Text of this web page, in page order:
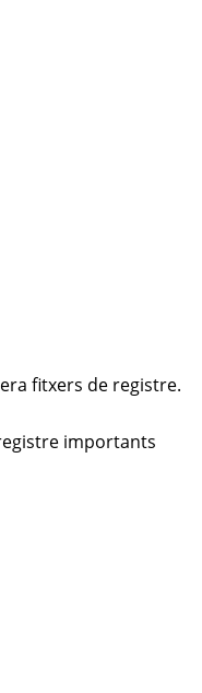
fitxers de registre.
importants